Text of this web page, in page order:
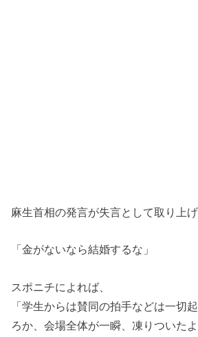
麻生首相の発言が失言として取り上げ
「金がないなら結婚するな」
スポニチによれば、
「学生からは賛同の拍手などは一切
ろか、会場全体が一瞬、凍りついたよ